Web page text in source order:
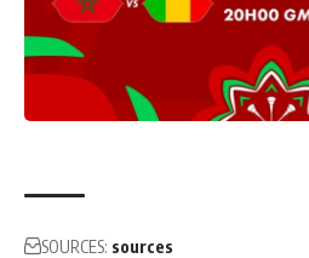
SOURCES: sources